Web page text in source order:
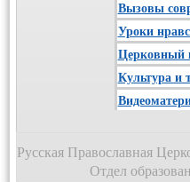
Вызовы
Уроки
Церковный
Культура и
Русская Православная
Отдел